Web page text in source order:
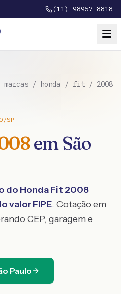
(11) 98957-8818
marcas / honda / fit / 2008
/SP
emSão
do HondaFit 2008
valor FIPE. Cotação em
CEP, garagem e
Paulo